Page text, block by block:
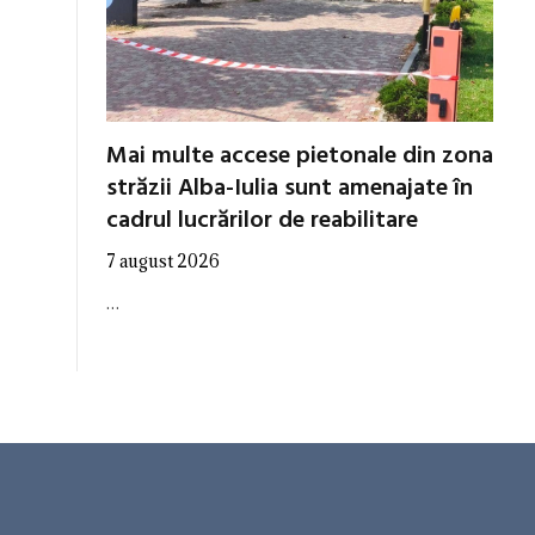
Mai multe accese pietonale din zona
străzii Alba-Iulia sunt amenajate în
cadrul lucrărilor de reabilitare
7 august 2026
…